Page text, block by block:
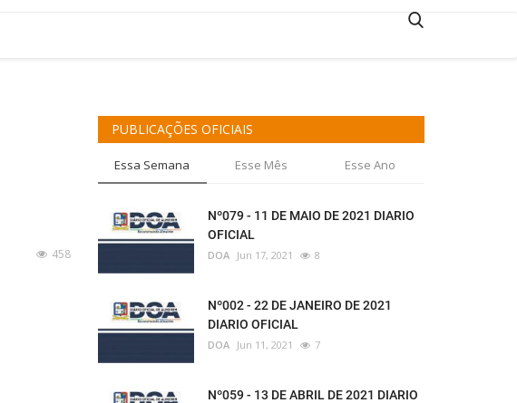
458
PUBLICAÇÕES OFICIAIS
Essa Semana Esse Mês Esse Ano
Nº079 - 11 DE MAIO DE 2021 DIARIO
OFICIAL
DOA Jun 17, 2021 8
Nº002 - 22 DE JANEIRO DE 2021
DIARIO OFICIAL
DOA Jun 11, 2021 7
Nº059 - 13 DE ABRIL DE 2021 DIARIO